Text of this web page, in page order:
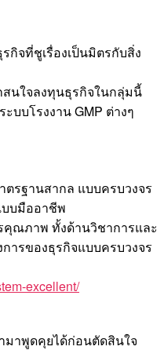
กิจที่ชูเรื่องเป็นมิตรกับสิ่ง
สนใจลงทุนธุรกิจในกลุ่มนี้
บบโรงงาน GMP ต่างๆ
รฐานสากล แบบครบวงจร
บบมืออาชีพ
คุณภาพ ทั้งด้านวิชาการและ
ารของธุรกิจแบบครบวงจร
excellent/
าพูดคุยได้ก่อนตัดสินใจ